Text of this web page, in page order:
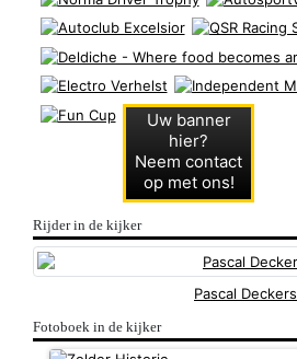
Uw banner
hier?
Neem contact
op met ons!
Rijder in de kijker
Pascal Deckers
Fotoboek in de kijker